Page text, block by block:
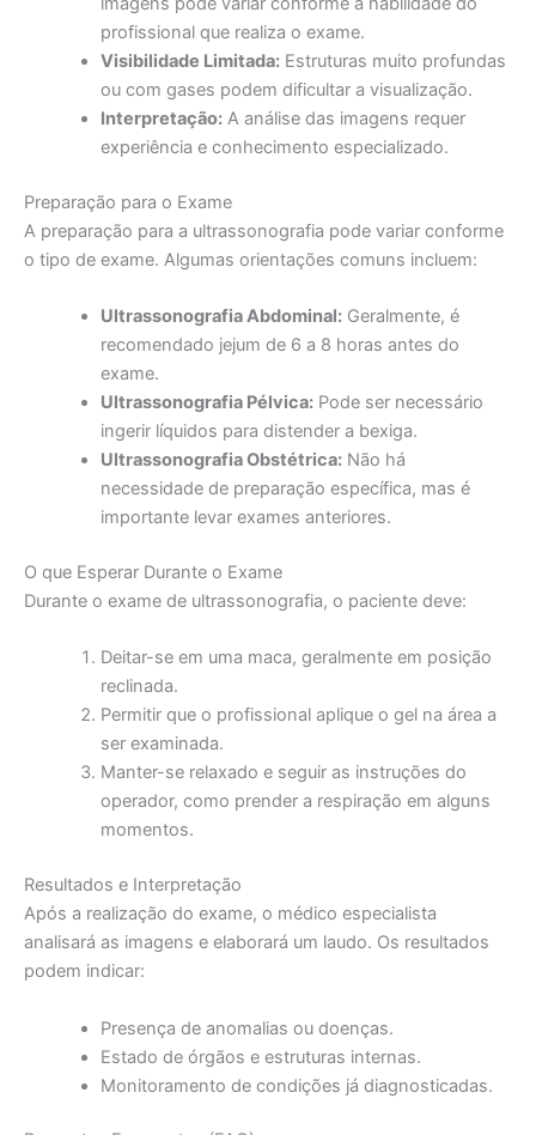
profissional que realiza o exame.
Visibilidade Limitada:Estruturas muito profundas
ou com gases podem dificultar a visualização.
Interpretação:A análise das imagens requer
experiência e conhecimento especializado.
Preparação para o Exame
A preparação para a ultrassonografia pode variar conforme
o tipo de exame. Algumas orientações comuns incluem:
Ultrassonografia Abdominal:Geralmente, é
recomendado jejum de 6 a 8 horas antes do
exame.
Ultrassonografia Pélvica:Pode ser necessário
ingerir líquidos para distender a bexiga.
Ultrassonografia Obstétrica:Não há
necessidade de preparação específica, mas é
importante levar exames anteriores.
O que Esperar Durante o Exame
Durante o exame de ultrassonografia, o paciente deve:
Deitar-se em uma maca, geralmente em posição
reclinada.
Permitir que o profissional aplique o gel na área a
ser examinada.
Manter-se relaxado e seguir as instruções do
operador, como prender a respiração em alguns
momentos.
Resultados e Interpretação
Após a realização do exame, o médico especialista
analisará as imagens e elaborará um laudo. Os resultados
podem indicar:
Presença de anomalias ou doenças.
Estado de órgãos e estruturas internas.
Monitoramento de condições já diagnosticadas.